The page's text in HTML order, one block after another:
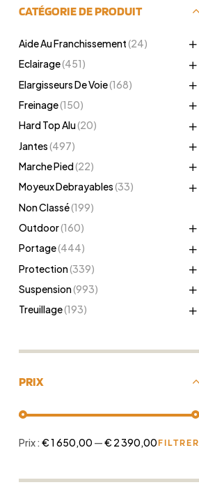
CATÉGORIE DE PRODUIT
Aide Au Franchissement(24)
Eclairage(451)
Elargisseurs De Voie(168)
Freinage(150)
Hard Top Alu(20)
Jantes(497)
Marche Pied(22)
Moyeux Debrayables(33)
Non Classé(199)
Outdoor(160)
Portage(444)
Protection(339)
Suspension(993)
Treuillage(193)
PRIX
FILTRER
Prix : € 1 650,00 —€ 2 390,00